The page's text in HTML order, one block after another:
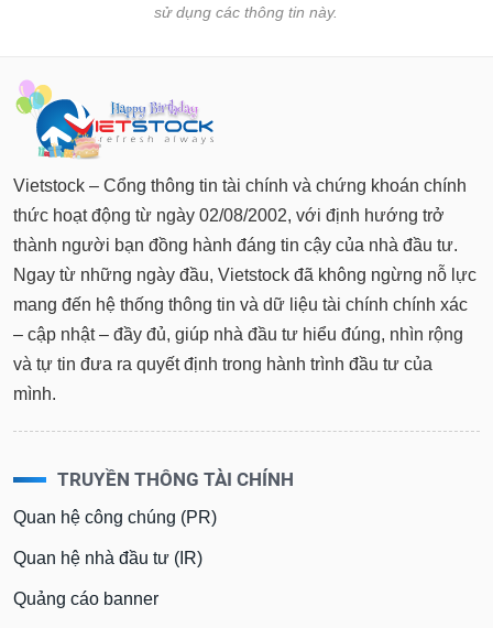
sử dụng các thông tin này.
Vietstock – Cổng thông tin tài chính và chứng khoán chính
thức hoạt động từ ngày 02/08/2002, với định hướng trở
thành người bạn đồng hành đáng tin cậy của nhà đầu tư.
Ngay từ những ngày đầu, Vietstock đã không ngừng nỗ lực
mang đến hệ thống thông tin và dữ liệu tài chính chính xác
– cập nhật – đầy đủ, giúp nhà đầu tư hiểu đúng, nhìn rộng
và tự tin đưa ra quyết định trong hành trình đầu tư của
mình.
TRUYỀN THÔNG TÀI CHÍNH
Quan hệ công chúng (PR)
Quan hệ nhà đầu tư (IR)
Quảng cáo banner